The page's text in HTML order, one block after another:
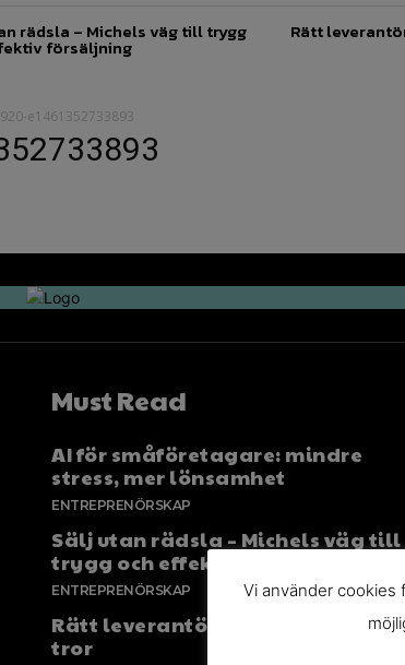
rädsla – Michels väg till trygg
försäljning
Rätt
e1461352733893
Must Read
AI för småföretagare: mindre
stress, mer lönsamhet
ENTREPRENÖRSKAP
Sälj utan rädsla – Michels väg till
trygg och effektiv försäljning
ENTREPRENÖRSKAP
Rätt leverantör – viktigare än du
tror
Vi använder cookies